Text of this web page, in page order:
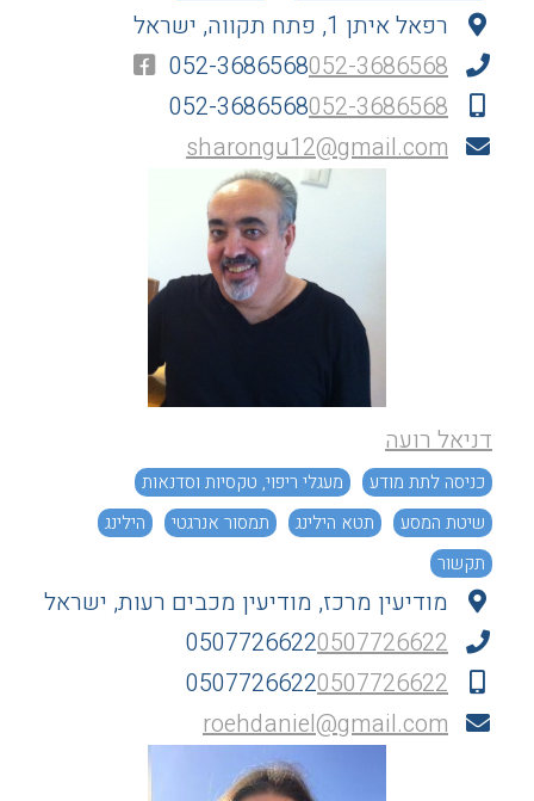
זוגיות ומערכות יחסים
התגברות על פחדים וחסמים רגשיים
רפאל איתן 1, פתח תקווה, ישראל
052-3686568052-3686568
052-3686568052-3686568
sharongu12@gmail.com
דניאל רועה
כניסה לתת מודע
מעגלי ריפוי, טקסיות וסדנאות
שיטת המסע
תטא הילינג תמסור אנרגטי
הילינג
תקשור
מודיעין מרכז, מודיעין מכבים רעות, ישראל
05077266220507726622
05077266220507726622
roehdaniel@gmail.com